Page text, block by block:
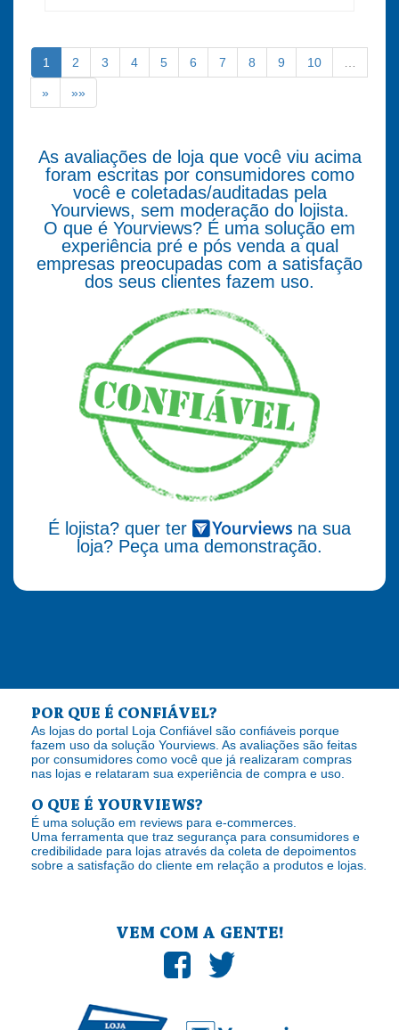
1 2 3 4 5 6 7 8 9 10
» »»
As avaliações de loja que você viu acima
foram escritas por consumidores como
você e coletadas/auditadas pela
Yourviews, sem moderação do lojista.
O que é Yourviews? É uma solução em
experiência pré e pós venda a qual
empresas preocupadas com a satisfação
dos seus clientes fazem uso.
É lojista? quer ter
na sua
loja? Peça uma demonstração.
POR QUE É CONFIÁVEL?
As lojas do portal Loja Confiável são confiáveis porque
fazem uso da solução Yourviews. As avaliações são feitas
por consumidores como você que já realizaram compras
nas lojas e relataram sua experiência de compra e uso.
O QUE É YOURVIEWS?
É uma solução em reviews para e-commerces.
Uma ferramenta que traz segurança para consumidores e
credibilidade para lojas através da coleta de depoimentos
sobre a satisfação do cliente em relação a produtos e lojas.
VEM COM A GENTE!